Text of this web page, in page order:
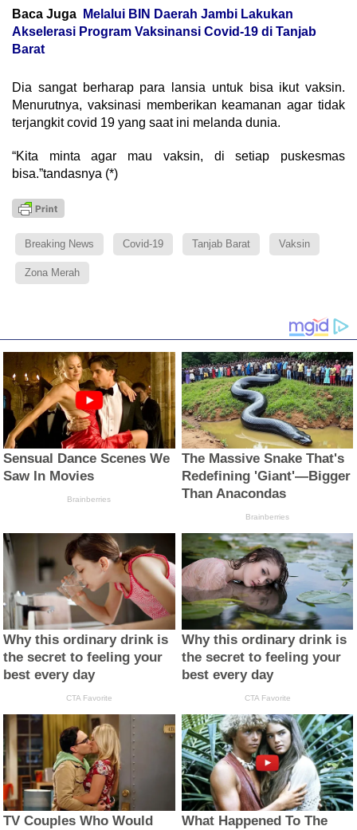
Baca Juga
Melalui BIN Daerah Jambi Lakukan
Akselerasi Program Vaksinansi Covid-19 di Tanjab
Barat
Dia sangat berharap para lansia untuk bisa ikut vaksin.
Menurutnya, vaksinasi memberikan keamanan agar tidak
terjangkit covid 19 yang saat ini melanda dunia.
“Kita minta agar mau vaksin, di setiap puskesmas
bisa.”tandasnya (*)
Breaking News Covid-19 Tanjab Barat Vaksin
Zona Merah